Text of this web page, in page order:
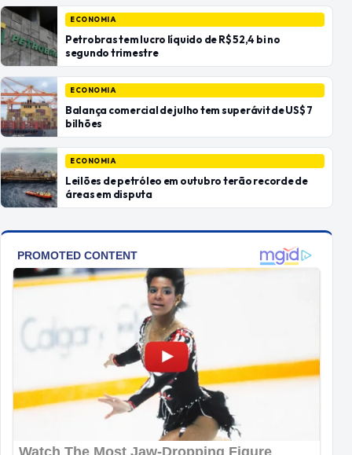
ECONOMIA
Petrobras tem lucro líquido de R$ 52,4 bi no
segundo trimestre
ECONOMIA
Balança comercial de julho tem superávit de US$ 7
bilhões
ECONOMIA
Leilões de petróleo em outubro terão recorde de
áreas em disputa